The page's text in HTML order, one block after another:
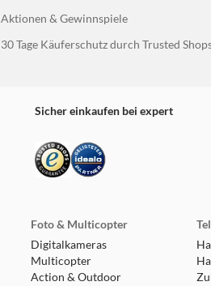
Aktionen & Gewinnspiele
30 Tage Käuferschutz durch Trusted
Sicher einkaufen bei expert
Foto & Multicopter
Digitalkameras
Multicopter
Action & Outdoor